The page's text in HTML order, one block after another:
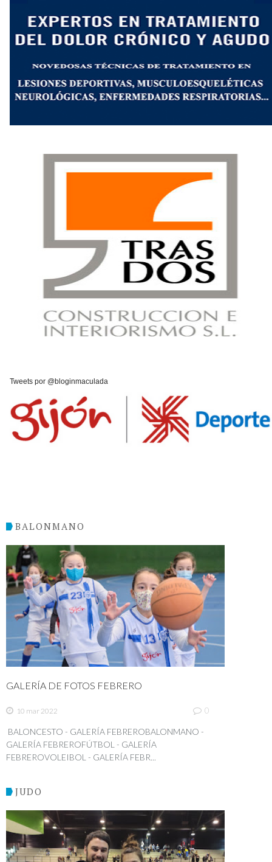
Tweets por @bloginmaculada
BALONMANO
GALERÍA DE FOTOS FEBRERO
10 mar 2022 0
BALONCESTO - GALERÍA FEBREROBALONMANO -
GALERÍA FEBREROFÚTBOL - GALERÍA
FEBREROVOLEIBOL - GALERÍA FEBR...
JUDO